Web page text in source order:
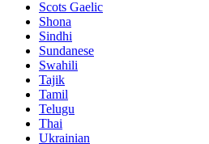
Scots Gaelic
Shona
Sindhi
Sundanese
Swahili
Tajik
Tamil
Telugu
Thai
Ukrainian